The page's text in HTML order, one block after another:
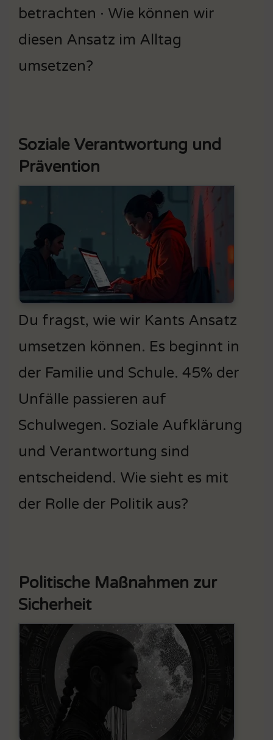
betrachten · Wie können wir
diesen Ansatz im Alltag
umsetzen?
Soziale Verantwortung und
Prävention
Du fragst, wie wir Kants Ansatz
umsetzen können. Es beginnt in
der Familie und Schule. 45% der
Unfälle passieren auf
Schulwegen. Soziale Aufklärung
und Verantwortung sind
entscheidend. Wie sieht es mit
der Rolle der Politik aus?
Politische Maßnahmen zur
Sicherheit